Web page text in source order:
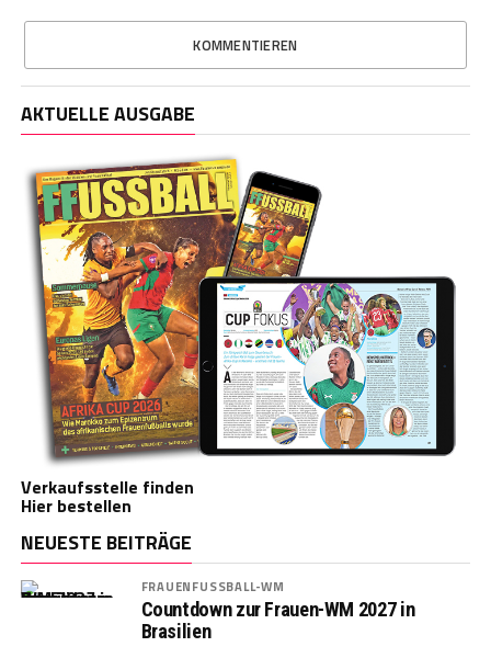
KOMMENTIEREN
AKTUELLE AUSGABE
Verkaufsstelle finden
Hier bestellen
NEUESTE BEITRÄGE
FRAUENFUSSBALL-WM
Countdown zur Frauen-WM 2027 in
Brasilien